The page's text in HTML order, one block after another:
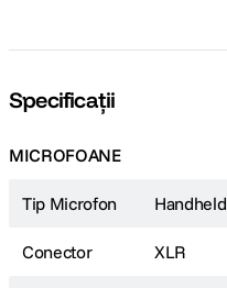
Specificații
MICROFOANE
Tip Microfon Handheld
Conector XLR